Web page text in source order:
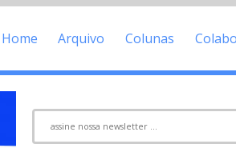
Home Arquivo Colunas